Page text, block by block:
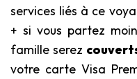
services liés à ce
+ si vous partez
famille serez
votre carte Visa